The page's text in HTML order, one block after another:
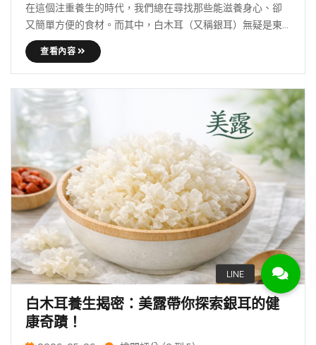
在這個注重養生的時代，我們總在尋找那些能滋養身心、卻
又簡單方便的食材。而其中，白木耳（又稱銀耳）無疑是東
方養生 … 繼續 白木耳養生揭秘：從古至今的滋補聖品，美露
帶你探索健康新篇章
查看內容
白木耳養生揭密：美露帶你探索銀耳的健
康奇蹟！